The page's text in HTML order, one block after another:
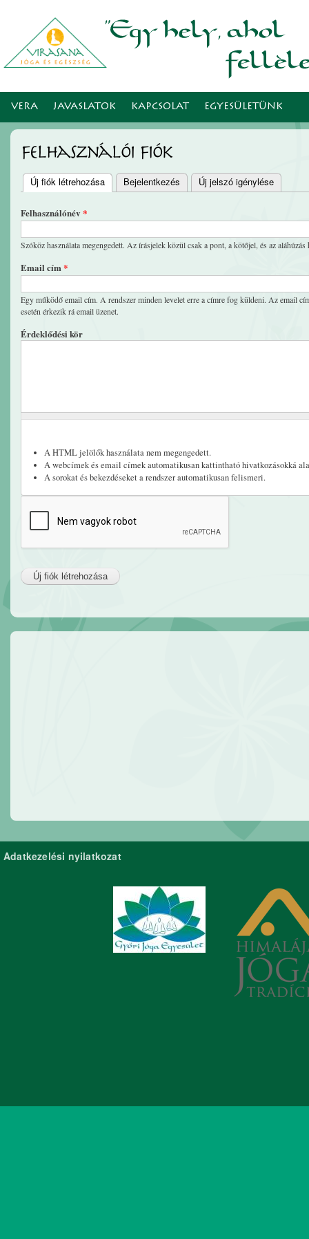
VERA JAVASLATOK KAPCSOLAT EGYESÜLETÜNK
Felhasználói fiók
Elsődleges fülek
Új fiók létrehozása (aktív fül)
Bejelentkezés Új jelszó igénylése
Felhasználónév *
Szóköz használata megengedett. Az írásjelek közül csak a pont, a kötőjel, és az aláhúzás
Email cím*
Egy működő email cím. A rendszer minden levelet erre a címre fog küldeni. Az email
esetén érkezik rá email üzenet.
Érdeklődési kör
A HTML jelölők használata nem megengedett.
A webcímek és email címek automatikusan kattintható hivatkozásokká
A sorokat és bekezdéseket a rendszer automatikusan felismeri.
Adatkezelési nyilatkozat